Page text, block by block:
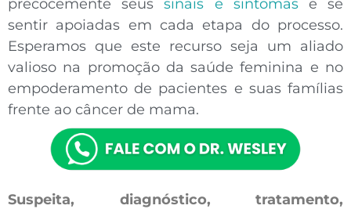
precocemente seussinais e sintomase se
sentir apoiadas em cada etapa do processo.
Esperamos que este recurso seja um aliado
valioso na promoção da saúde feminina e no
empoderamento de pacientes e suas famílias
frente ao câncer de mama.
Suspeita, diagnóstico, tratamento,